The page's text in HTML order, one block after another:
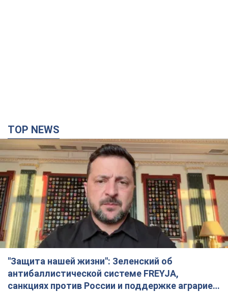
TOP NEWS
"Защита нашей жизни": Зеленский об
антибаллистической системе FREYJA,
санкциях против России и поддержке аграриев.